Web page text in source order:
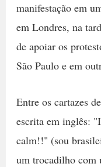
manifestação em
em Londres, na
de apoiar os
São Paulo e em
Entre os cartazes
escrita em inglês:
calm!!" (sou
um trocadilho com